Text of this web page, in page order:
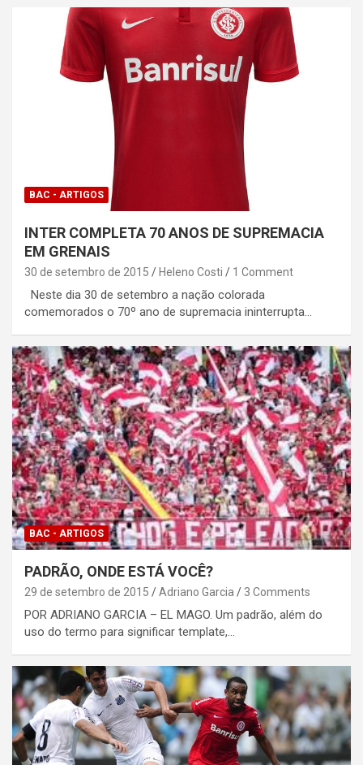
BAC - ARTIGOS
INTER COMPLETA 70 ANOS DE SUPREMACIA
EM GRENAIS
30 de setembro de 2015 Heleno Costi 1 Comment
Neste dia 30 de setembro a nação colorada
comemorados o 70º ano de supremacia ininterrupta…
BAC - ARTIGOS
PADRÃO, ONDE ESTÁ VOCÊ?
29 de setembro de 2015 Adriano Garcia 3 Comments
POR ADRIANO GARCIA – EL MAGO. Um padrão, além do
uso do termo para significar template,…